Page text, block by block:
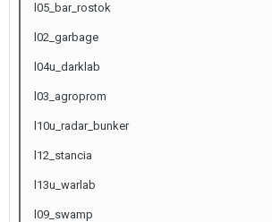
l05_bar_rostok
l02_garbage
l04u_darklab
l03_agroprom
l10u_radar_bunker
l12_stancia
l13u_warlab
l09_swamp